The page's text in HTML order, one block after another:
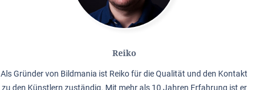
Reiko
Als Gründer von Bildmania ist Reiko für die Qualität und den Kontakt
zu den Künstlern zuständig. Mit mehr als 10 Jahren Erfahrung ist er